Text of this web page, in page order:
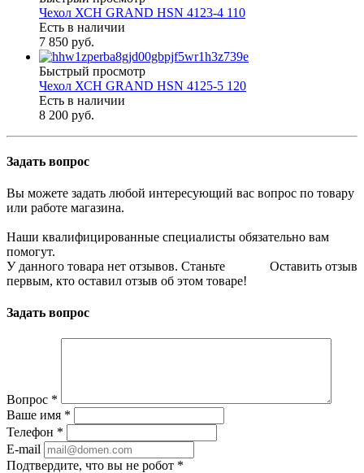
Чехол ХСН GRAND HSN 4123-4 110
Есть в наличии
7 850 руб.
Быстрый просмотр
Чехол ХСН GRAND HSN 4125-5 120
Есть в наличии
8 200 руб.
Задать вопрос
Вы можете задать любой интересующий вас вопрос по товару
или работе магазина.
Наши квалифицированные специалисты обязательно вам
помогут.
Оставить отзыв
У данного товара нет отзывов. Станьте
первым, кто оставил отзыв об этом товаре!
Задать вопрос
Вопрос *
Ваше имя *
Телефон *
E-mail
Подтвердите, что вы не робот *